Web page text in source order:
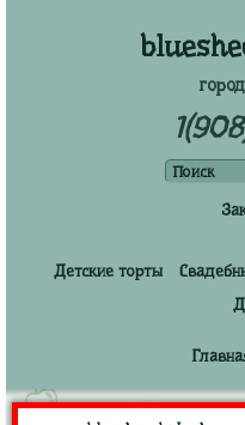
Детские торты